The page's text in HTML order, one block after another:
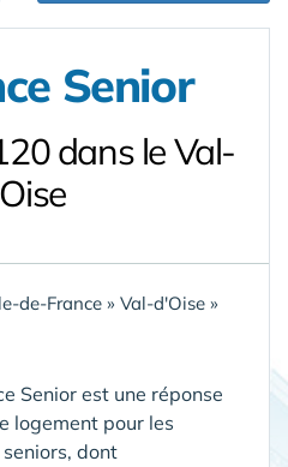
Senior
dans le Val-
de-France » Val-d'Oise »
Senior est une réponse
logement pour les
dont